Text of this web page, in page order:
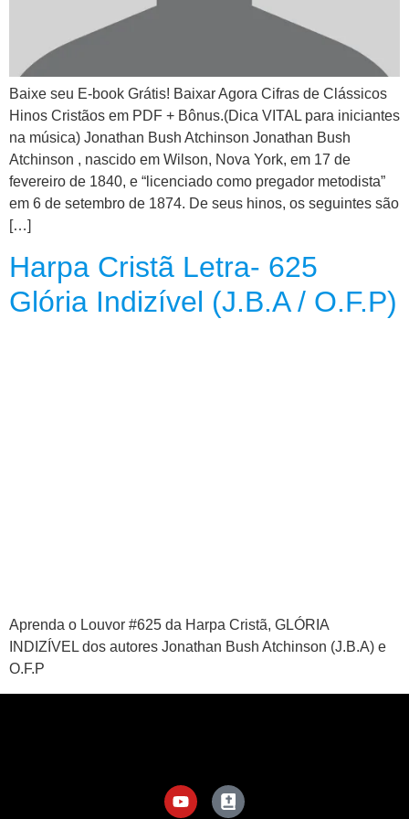
TEORIA
MUSICAL
MINI
DOC
REVIEW
PLAYBACK
AUTORES
DA
Baixe seu E-book Grátis! Baixar Agora Cifras de Clássicos
Hinos Cristãos em PDF + Bônus.(Dica VITAL para iniciantes
na música) Jonathan Bush Atchinson Jonathan Bush
Atchinson , nascido em Wilson, Nova York, em 17 de
fevereiro de 1840, e “licenciado como pregador metodista”
em 6 de setembro de 1874. De seus hinos, os seguintes são
[…]
Harpa Cristã Letra- 625
Glória Indizível (J.B.A / O.F.P)
Aprenda o Louvor #625 da Harpa Cristã, GLÓRIA
INDIZÍVEL dos autores Jonathan Bush Atchinson (J.B.A) e
O.F.P